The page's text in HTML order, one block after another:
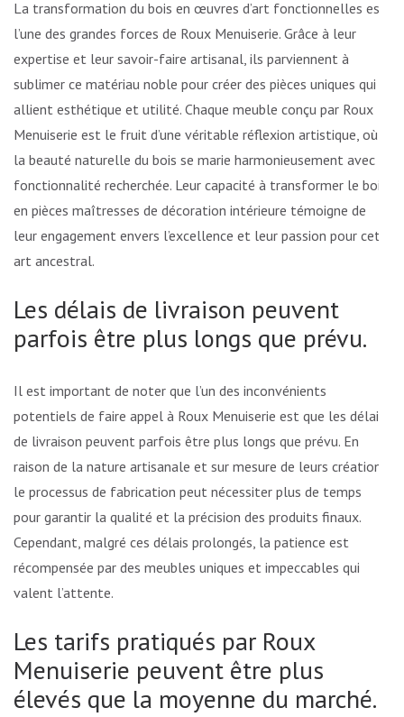
La transformation du bois en œuvres d’art fonctionnelles est
l’une des grandes forces de Roux Menuiserie. Grâce à leur
expertise et leur savoir-faire artisanal, ils parviennent à
sublimer ce matériau noble pour créer des pièces uniques qui
allient esthétique et utilité. Chaque meuble conçu par Roux
Menuiserie est le fruit d’une véritable réflexion artistique, où
la beauté naturelle du bois se marie harmonieusement avec la
fonctionnalité recherchée. Leur capacité à transformer le bois
en pièces maîtresses de décoration intérieure témoigne de
leur engagement envers l’excellence et leur passion pour cet
art ancestral.
Les délais de livraison peuvent
parfois être plus longs que prévu.
Il est important de noter que l’un des inconvénients
potentiels de faire appel à Roux Menuiserie est que les délais
de livraison peuvent parfois être plus longs que prévu. En
raison de la nature artisanale et sur mesure de leurs créations,
le processus de fabrication peut nécessiter plus de temps
pour garantir la qualité et la précision des produits finaux.
Cependant, malgré ces délais prolongés, la patience est
récompensée par des meubles uniques et impeccables qui
valent l’attente.
Les tarifs pratiqués par Roux
Menuiserie peuvent être plus
élevés que la moyenne du marché.